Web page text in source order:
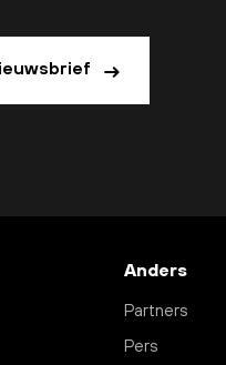
Anders
Partners
Pers